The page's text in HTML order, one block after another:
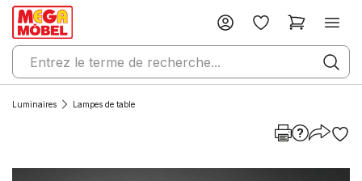
Luminaires Lampes de table